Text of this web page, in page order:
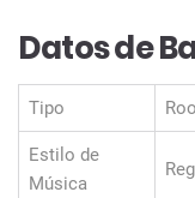
Datos de
Tipo
Estilo de
Música